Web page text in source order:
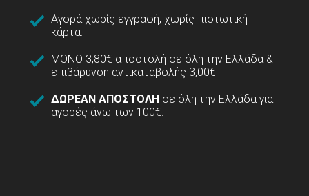
Αγορά χωρίς εγγραφή, χωρίς πιστωτική
κάρτα.
ΜΟΝΟ 3,80€ αποστολή σε όλη την Ελλάδα &
επιβάρυνση αντικαταβολής 3,00€.
ΔΩΡΕΑΝ ΑΠΟΣΤΟΛΗ σε όλη την Ελλάδα για
αγορές άνω των 100€.